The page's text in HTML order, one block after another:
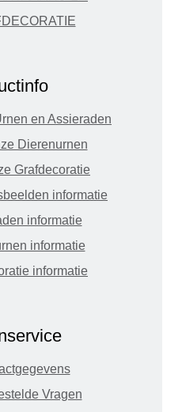
en Assieraden
Dierenurnen
Grafdecoratie
informatie
informatie
informatie
informatie
Vragen